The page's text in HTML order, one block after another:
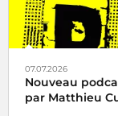
07.07.2026
Nouveau
par Matthieu